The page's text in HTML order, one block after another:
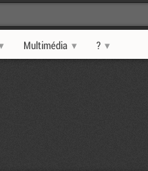
Multimédia ?